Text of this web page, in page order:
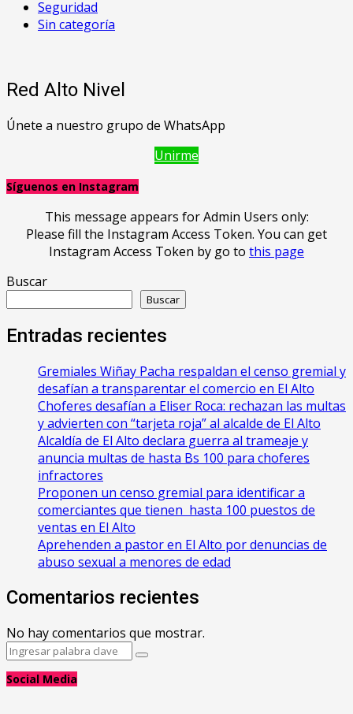
Seguridad
Sin categoría
Red Alto Nivel
Únete a nuestro grupo de WhatsApp
Unirme
Síguenos en Instagram
This message appears for Admin Users only:
Please fill the Instagram Access Token. You can get
Instagram Access Token by go to this page
Buscar
Buscar
Entradas recientes
Gremiales Wiñay Pacha respaldan el censo gremial y
desafían a transparentar el comercio en El Alto
Choferes desafían a Eliser Roca: rechazan las multas
y advierten con “tarjeta roja” al alcalde de El Alto
‎Alcaldía de El Alto declara guerra al trameaje y
anuncia multas de hasta Bs 100 para choferes
infractores
Proponen un censo gremial para identificar a
comerciantes que tienen hasta 100 puestos de
ventas en El Alto
Aprehenden a pastor en El Alto por denuncias de
abuso sexual a menores de edad
Comentarios recientes
No hay comentarios que mostrar.
Search
Search
Social Media